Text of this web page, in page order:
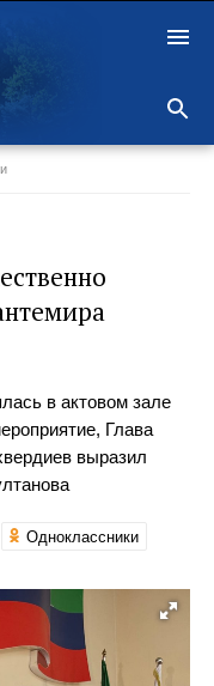
в актовом зале
Глава
выразил
Одноклассники